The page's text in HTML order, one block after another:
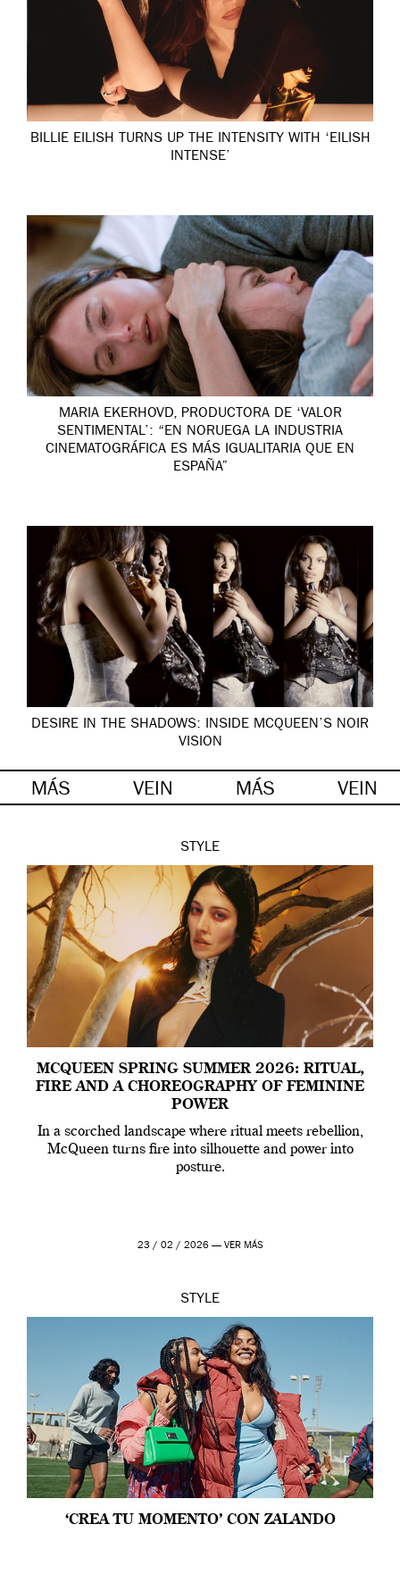
BILLIE EILISH TURNS UP THE INTENSITY WITH ‘EILISH
INTENSE’
MARIA EKERHOVD, PRODUCTORA DE ‘VALOR
SENTIMENTAL’: “EN NORUEGA LA INDUSTRIA
CINEMATOGRÁFICA ES MÁS IGUALITARIA QUE EN
ESPAÑA”
DESIRE IN THE SHADOWS: INSIDE MCQUEEN’S NOIR
VISION
MÁS VEIN MÁS VEIN
STYLE
MCQUEEN SPRING SUMMER 2026: RITUAL,
FIRE AND A CHOREOGRAPHY OF FEMININE
POWER
In a scorched landscape where ritual meets rebellion,
McQueen turns fire into silhouette and power into
posture.
23 / 02 / 2026 — VER MÁS
STYLE
‘CREA TU MOMENTO’ CON ZALANDO